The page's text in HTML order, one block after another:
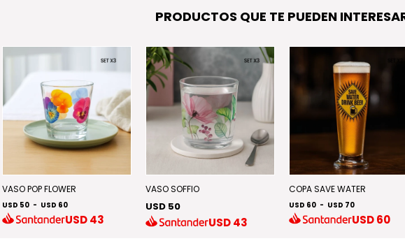
PRODUCTOS QUE TE PUEDEN
VASO POP FLOWER
USD 50 - USD 60
USD43
VASO SOFFIO
USD 50
USD43
COPA SAVE WATER
USD 60 - USD 70
USD60